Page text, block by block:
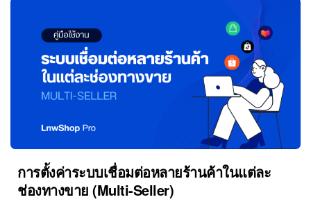
การตั้งค่าระบบเชื่อมต่อหลายร้านค้าในแต่ละ
ช่องทางขาย (Multi-Seller)